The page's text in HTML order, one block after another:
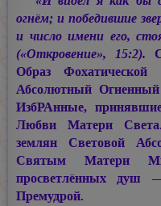
огнём; и победившие
и число имени его,
(«Откровение», 15:2).
Образ
Абсолютный
ИзбРАнные,
Любви Матери
землян Световой
Святым Матери
просветлённых душ
Премудрой.